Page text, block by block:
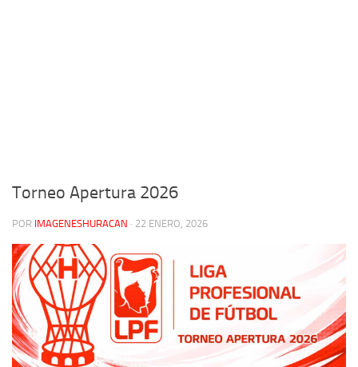
Torneo Apertura 2026
POR IMAGENESHURACAN · 22 ENERO, 2026